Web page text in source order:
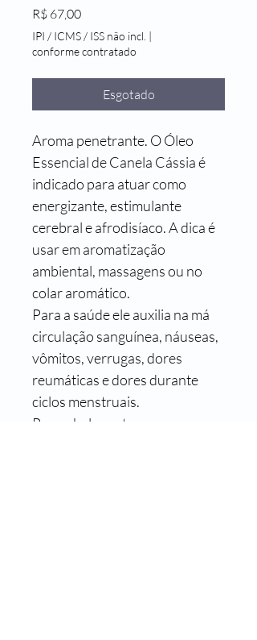
R$ 67,00Preço
IPI / ICMS / ISS não incl. |
conforme contratado
Esgotado
Aroma penetrante. O Óleo
Essencial de Canela Cássia é
indicado para atuar como
energizante, estimulante
cerebral e afrodisíaco. A dica é
usar em aromatização
ambiental, massagens ou no
colar aromático.
Para a saúde ele auxilia na má
circulação sanguínea, náuseas,
vômitos, verrugas, dores
reumáticas e dores durante
ciclos menstruais.
Para a beleza atua no